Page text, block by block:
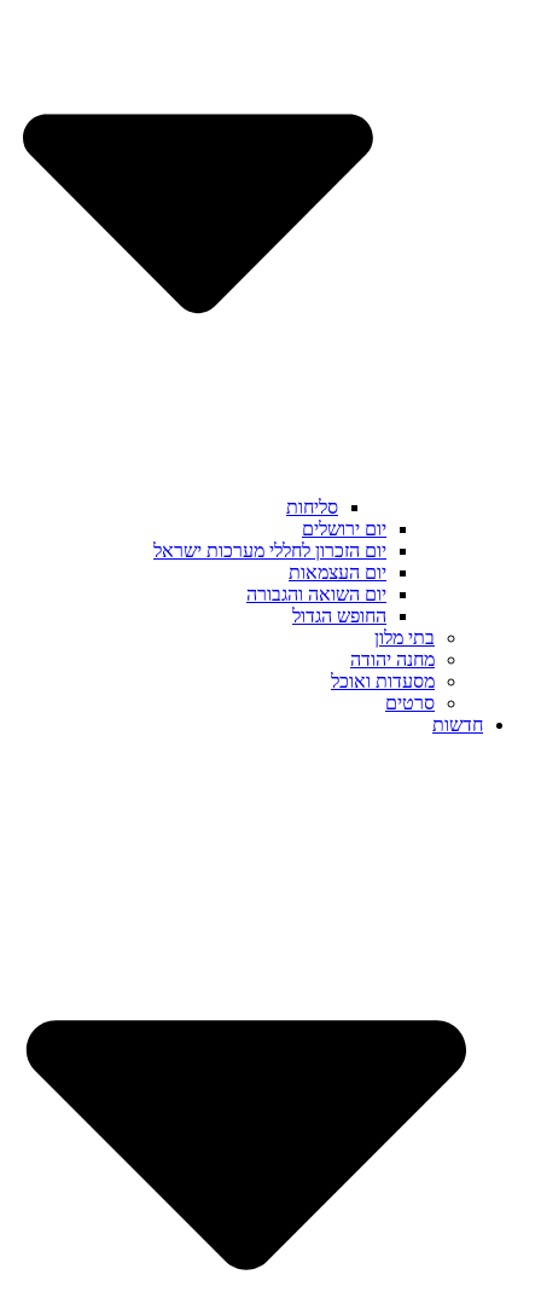
סליחות
יום ירושלים
יום הזכרון לחללי מערכות ישראל
יום העצמאות
יום השואה והגבורה
החופש הגדול
בתי מלון
מחנה יהודה
מסעדות ואוכל
סרטים
חדשות